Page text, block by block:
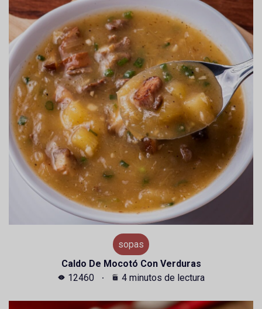
sopas
Caldo De Mocotó Con Verduras
12460
4 minutos de lectura